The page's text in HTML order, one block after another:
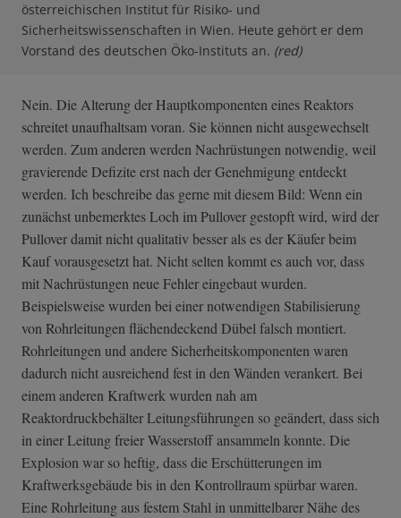
österreichischen Institut für Risiko- und
Sicherheitswissenschaften in Wien. Heute gehört er dem
Vorstand des deutschen Öko-Instituts an. (red)
Nein. Die Alterung der Hauptkomponenten eines Reaktors
schreitet unaufhaltsam voran. Sie können nicht ausgewechselt
werden. Zum anderen werden Nachrüstungen notwendig, weil
gravierende Defizite erst nach der Genehmigung entdeckt
werden. Ich beschreibe das gerne mit diesem Bild: Wenn ein
zunächst unbemerktes Loch im Pullover gestopft wird, wird der
Pullover damit nicht qualitativ besser als es der Käufer beim
Kauf vorausgesetzt hat. Nicht selten kommt es auch vor, dass
mit Nachrüstungen neue Fehler eingebaut wurden.
Beispielsweise wurden bei einer notwendigen Stabilisierung
von Rohrleitungen flächendeckend Dübel falsch montiert.
Rohrleitungen und andere Sicherheitskomponenten waren
dadurch nicht ausreichend fest in den Wänden verankert. Bei
einem anderen Kraftwerk wurden nah am
Reaktordruckbehälter Leitungsführungen so geändert, dass sich
in einer Leitung freier Wasserstoff ansammeln konnte. Die
Explosion war so heftig, dass die Erschütterungen im
Kraftwerksgebäude bis in den Kontrollraum spürbar waren.
Eine Rohrleitung aus festem Stahl in unmittelbarer Nähe des